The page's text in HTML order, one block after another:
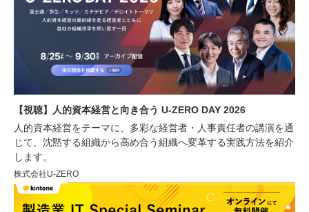
【視聴】人的資本経営と向き合う U-ZERO DAY 2026
人的資本経営をテーマに、多彩な経営者・人事責任者の講演を通
じて、沈黙する組織から高め合う組織へ変革する実践方法を紹介
します。
株式会社U-ZERO